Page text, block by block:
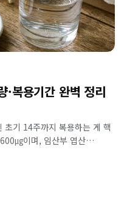
·복용기간 완벽 정리
초기 14주까지 복용하는 게 핵
㎍이며, 임산부 엽산…